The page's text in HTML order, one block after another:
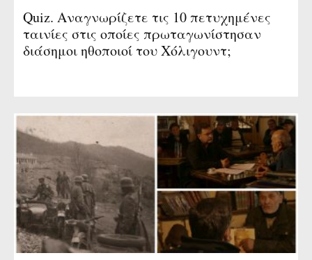
Quiz. Αναγνωρίζετε τις 10 πετυχημένες
ταινίες στις οποίες πρωταγωνίστησαν
διάσημοι ηθοποιοί του Χόλιγουντ;